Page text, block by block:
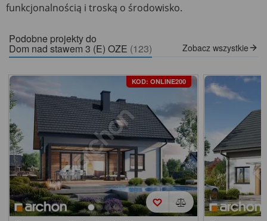
funkcjonalnością i troską o środowisko.
Podobne projekty do
Dom nad stawem 3 (E) OZE (123) Zobacz wszystkie
KOD: ONLINE200